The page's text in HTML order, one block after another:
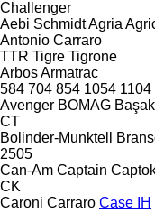
Challenger
Aebi SchmidtAgria
Antonio Carraro
TTR Tigre Tigrone
ArbosArmatrac
584 704 854 1054 1104
Avenger BOMAG Başak
CT
Bolinder-Munktell
2505
Can-Am Captain
CK
Caroni Carraro Case IH